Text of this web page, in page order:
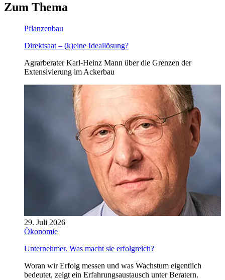
Zum Thema
Pflanzenbau
Direktsaat – (k)eine Ideallösung?
Agrarberater Karl-Heinz Mann über die Grenzen der
Extensivierung im Ackerbau
29. Juli 2026
Ökonomie
Unternehmer. Was macht sie erfolgreich?
Woran wir Erfolg messen und was Wachstum eigentlich
bedeutet, zeigt ein Erfahrungsaustausch unter Beratern.